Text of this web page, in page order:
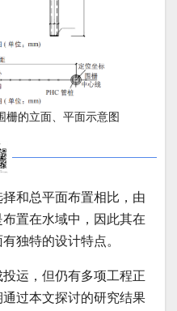
栅的立面、平面示意图
和总平面布置相比，由
置在水域中，因此其在
独特的设计特点。
运，但仍有多项工程正
过本文探讨的研究结果